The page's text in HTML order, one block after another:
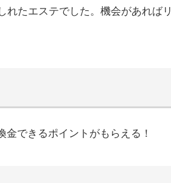
たエステでした。機会があればリ
できるポイントがもらえる！